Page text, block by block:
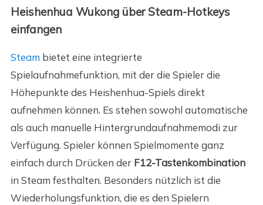
Heishenhua Wukong über Steam-Hotkeys
einfangen
Steambietet eine integrierte
Spielaufnahmefunktion, mit der die Spieler die
Höhepunkte des Heishenhua-Spiels direkt
aufnehmen können. Es stehen sowohl automatische
als auch manuelle Hintergrundaufnahmemodi zur
Verfügung. Spieler können Spielmomente ganz
einfach durch Drücken der F12-Tastenkombination
in Steam festhalten. Besonders nützlich ist die
Wiederholungsfunktion, die es den Spielern